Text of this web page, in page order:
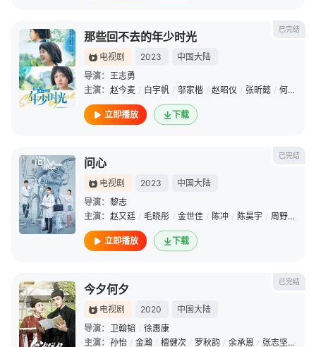
已完结
那些回不去的年少时光
电视剧 2023
中国大陆
导演： 王志勇
主演： 赵今麦 / 白宇帆 / 邬家楷 / 赵昭仪 / 张昕懿 / 何澳
立即播放 下载
已完结
问心
电视剧 2023
中国大陆
导演： 黎志
主演： 赵又廷 / 毛晓彤 / 金世佳 / 陈冲 / 陈昊宇 / 周野芒
立即播放 下载
已完结
今夕何夕
电视剧 2020
中国大陆
导演： 卫翰韬 / 徐惠康
主演： 孙怡 / 金瀚 / 檀健次 / 罗秋韵 / 余承恩 / 张志坚 /